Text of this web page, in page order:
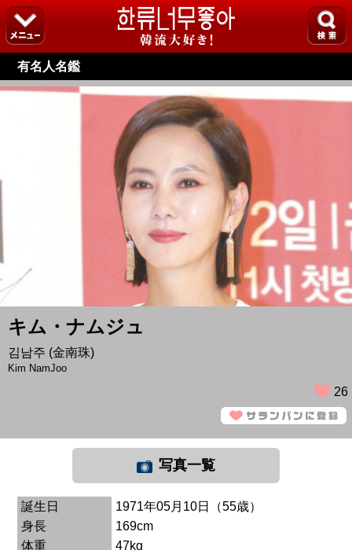
有名人名鑑
キム・ナムジュ
김남주 (金南珠)
Kim NamJoo
26
写真一覧
誕生日
1971年05月10日（55歳）
身長
169cm
体重
47kg